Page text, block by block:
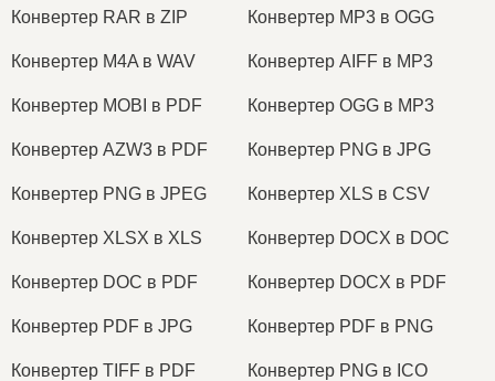
Конвертер RAR в ZIP Конвертер MP3 в OGG
Конвертер M4A в WAV Конвертер AIFF в MP3
Конвертер MOBI в PDF Конвертер OGG в MP3
Конвертер AZW3 в PDF Конвертер PNG в JPG
Конвертер PNG в JPEG Конвертер XLS в CSV
Конвертер XLSX в XLS Конвертер DOCX в DOC
Конвертер DOC в PDF Конвертер DOCX в PDF
Конвертер PDF в JPG Конвертер PDF в PNG
Конвертер TIFF в PDF Конвертер PNG в ICO